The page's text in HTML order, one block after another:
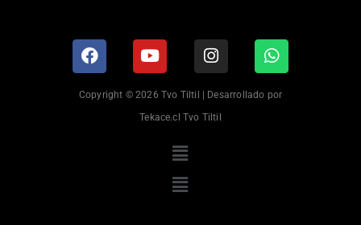
Copyright © 2026 Tvo Tiltil | Desarrollado por
Tekace.cl Tvo Tiltil